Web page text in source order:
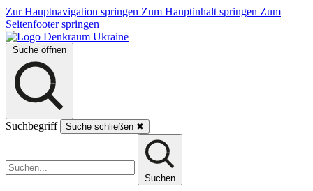
Zur Hauptnavigation springen Zum Hauptinhalt springen Zum
Seitenfooter springen
Suche öffnen
Suchbegriff Suche schließen ✖
Suchen